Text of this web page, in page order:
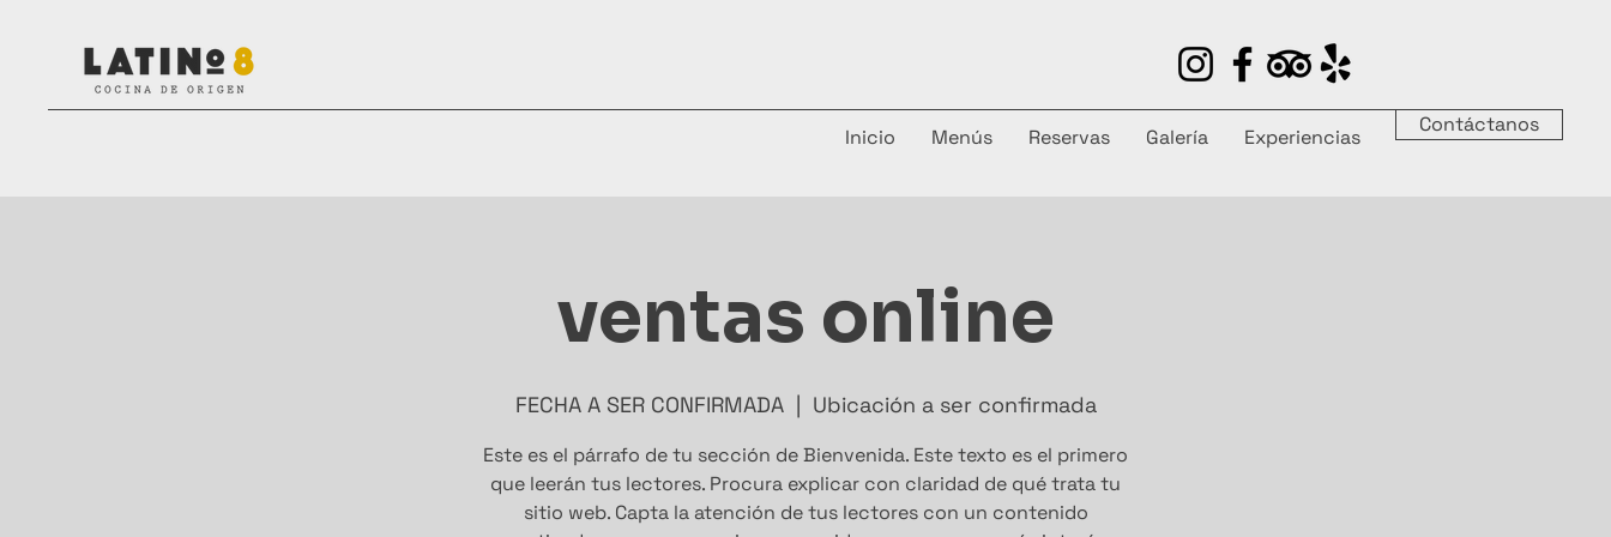
Inicio Menús Reservas Galería Experiencias
Contáctanos
ventas online
FECHA A SER CONFIRMADA
  |
Ubicación a ser confirmada
Este es el párrafo de tu sección de Bienvenida. Este texto es el primero
que leerán tus lectores. Procura explicar con claridad de qué trata tu
sitio web. Capta la atención de tus lectores con un contenido